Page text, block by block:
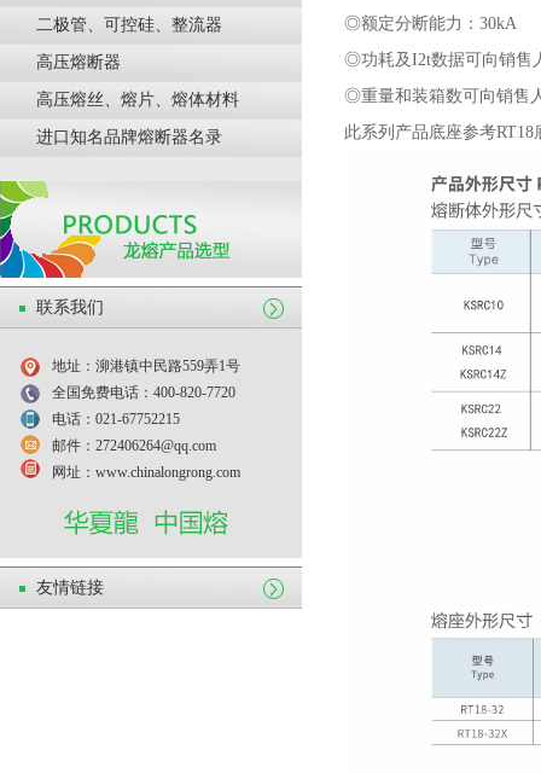
二极管、可控硅、整流器
高压熔断器
高压熔丝、熔片、熔体材料
进口知名品牌熔断器名录
联系我们
地址：泖港镇中民路559弄1号
全国免费电话：400-820-7720
电话：021-67752215
邮件：272406264@qq.com
网址：www.chinalongrong.com
友情链接
◎额定分断能力：30kA
◎功耗及I2t数据可向销售
◎重量和装箱数可向销售
此系列产品底座参考RT18